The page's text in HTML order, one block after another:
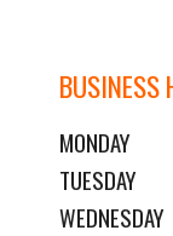
BUSINESS
MONDAY
TUESDAY
WEDNESDAY